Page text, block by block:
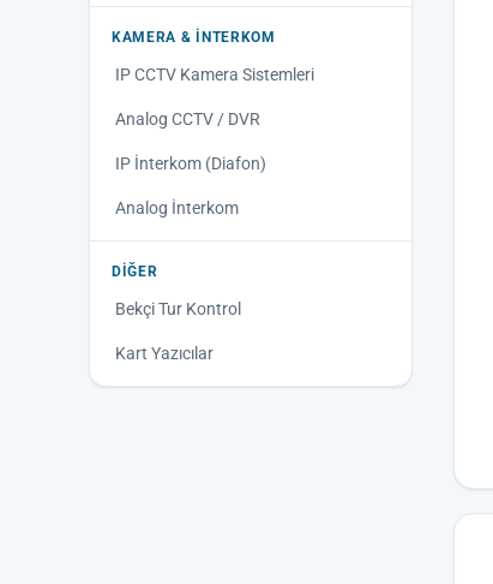
KAMERA & İNTERKOM
IP CCTV Kamera Sistemleri
Analog CCTV / DVR
IP İnterkom (Diafon)
Analog İnterkom
DIĞER
Bekçi Tur Kontrol
Kart Yazıcılar